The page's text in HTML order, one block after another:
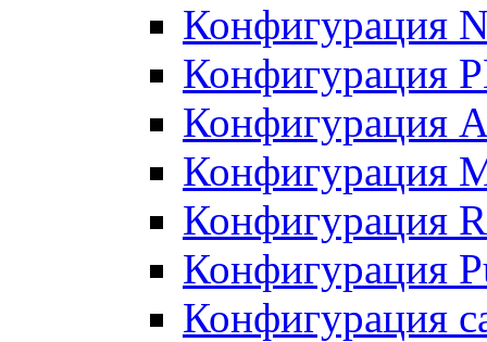
Конфигурация
Конфигурация
Конфигурация
Конфигурация
Конфигурация
Конфигурация
Конфигурация